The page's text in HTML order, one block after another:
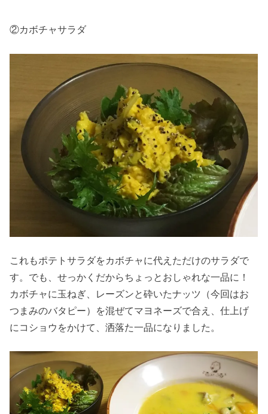
②カボチャサラダ
これもポテトサラダをカボチャに代えただけのサラダで
す。でも、せっかくだからちょっとおしゃれな一品に！
カボチャに玉ねぎ、レーズンと砕いたナッツ（今回はお
つまみのバタピー）を混ぜてマヨネーズで合え、仕上げ
にコショウをかけて、洒落た一品になりました。